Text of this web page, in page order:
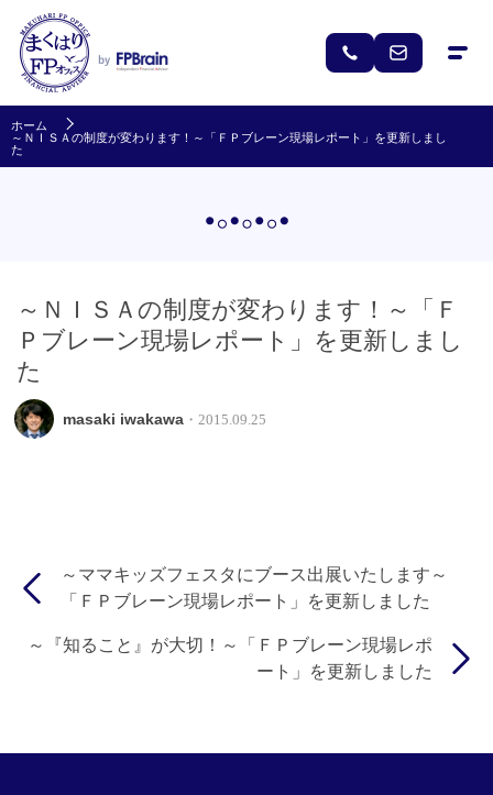
ホーム
～ＮＩＳＡの制度が変わります！～「ＦＰブレーン現場レポート」を更新しまし
た
～ＮＩＳＡの制度が変わります！～「Ｆ
Ｐブレーン現場レポート」を更新しまし
た
masaki iwakawa ・2015.09.25
～ママキッズフェスタにブース出展いたします～
「ＦＰブレーン現場レポート」を更新しました
～『知ること』が大切！～「ＦＰブレーン現場レポ
ート」を更新しました